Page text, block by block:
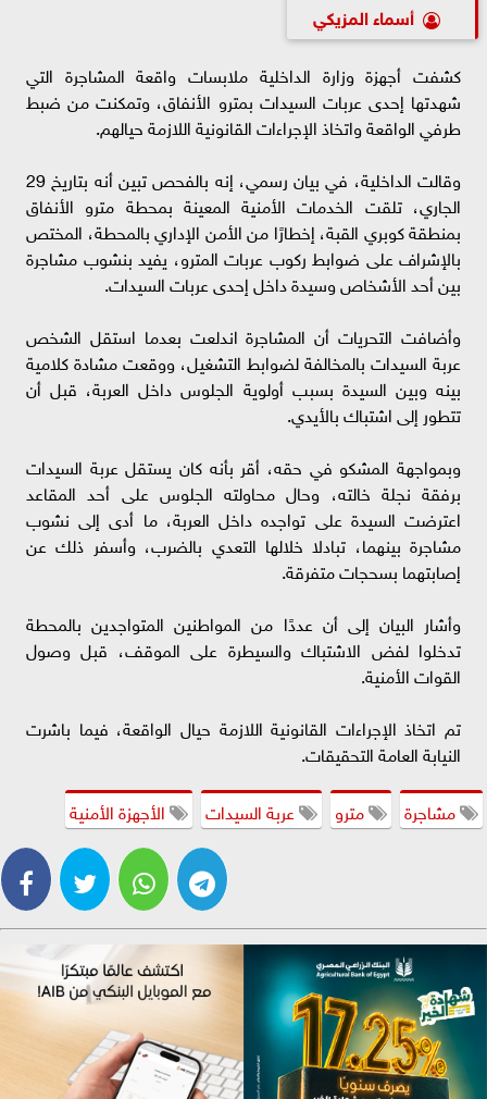
أسماء المزيكي
كشفت أجهزة وزارة الداخلية ملابسات واقعة المشاجرة التي
شهدتها إحدى عربات السيدات بمترو الأنفاق، وتمكنت من ضبط
طرفي الواقعة واتخاذ الإجراءات القانونية اللازمة حيالهم.
وقالت الداخلية، في بيان رسمي، إنه بالفحص تبين أنه بتاريخ 29
الجاري، تلقت الخدمات الأمنية المعينة بمحطة مترو الأنفاق
بمنطقة كوبري القبة، إخطارًا من الأمن الإداري بالمحطة، المختص
بالإشراف على ضوابط ركوب عربات المترو، يفيد بنشوب مشاجرة
بين أحد الأشخاص وسيدة داخل إحدى عربات السيدات.
وأضافت التحريات أن المشاجرة اندلعت بعدما استقل الشخص
عربة السيدات بالمخالفة لضوابط التشغيل، ووقعت مشادة كلامية
بينه وبين السيدة بسبب أولوية الجلوس داخل العربة، قبل أن
تتطور إلى اشتباك بالأيدي.
وبمواجهة المشكو في حقه، أقر بأنه كان يستقل عربة السيدات
برفقة نجلة خالته، وحال محاولته الجلوس على أحد المقاعد
اعترضت السيدة على تواجده داخل العربة، ما أدى إلى نشوب
مشاجرة بينهما، تبادلا خلالها التعدي بالضرب، وأسفر ذلك عن
إصابتهما بسحجات متفرقة.
وأشار البيان إلى أن عددًا من المواطنين المتواجدين بالمحطة
تدخلوا لفض الاشتباك والسيطرة على الموقف، قبل وصول
القوات الأمنية.
تم اتخاذ الإجراءات القانونية اللازمة حيال الواقعة، فيما باشرت
النيابة العامة التحقيقات.
مشاجرة
مترو عربة السيدات الأجهزة الأمنية